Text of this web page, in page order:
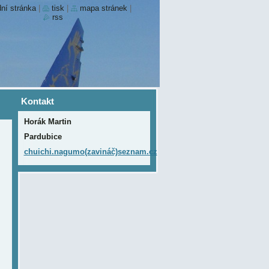
Kontakt
Horák Martin
Pardubice
chuichi.nagumo(zavináč)seznam.cz
stránka tisk mapa stránek
rss